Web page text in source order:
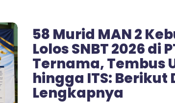
58 Murid MAN 2
Lolos SNBT 2026 di
Ternama, Tembus
hingga ITS: Berikut
Lengkapnya